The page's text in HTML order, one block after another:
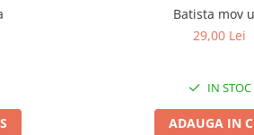
Batista mov
29,00 Lei
IN STOC
ADAUGA IN